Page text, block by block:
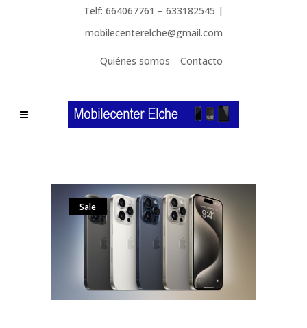
Telf: 664067761 – 633182545 |
mobilecenterelche@gmail.com
Quiénes somos Contacto
Sale